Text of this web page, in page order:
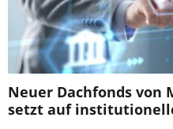
Neuer Dachfonds von
setzt auf